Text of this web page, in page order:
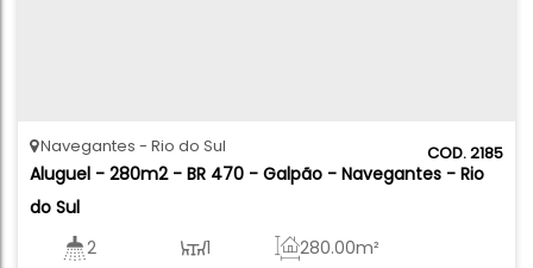
2185
Aluguel - 280m2 - BR 470 - Galpão - Navegantes - Rio
do Sul
Navegantes Rio do Sul
2 280.00m²
1